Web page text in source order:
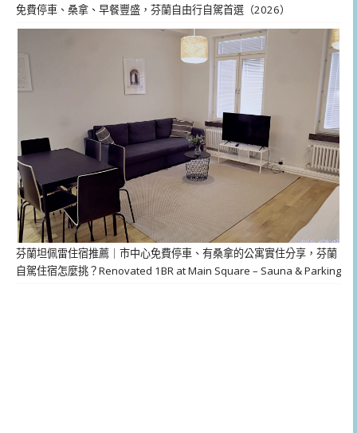
免費停車、桑拿、早餐豐盛，芬蘭自由行自駕首選（2026）
芬蘭坦佩雷住宿推薦｜市中心免費停車、有桑拿的公寓實住分享，芬蘭
自駕住宿怎麼挑？Renovated 1BR at Main Square – Sauna & Parking